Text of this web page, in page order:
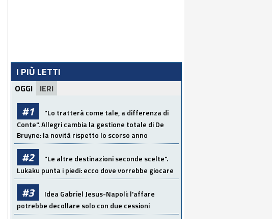
I PIÙ LETTI
OGGI IERI
#1
"Lo tratterà come tale, a differenza di
Conte". Allegri cambia la gestione totale di De
Bruyne: la novità rispetto lo scorso anno
#2
"Le altre destinazioni seconde scelte".
Lukaku punta i piedi: ecco dove vorrebbe giocare
#3
Idea Gabriel Jesus-Napoli: l'affare
potrebbe decollare solo con due cessioni